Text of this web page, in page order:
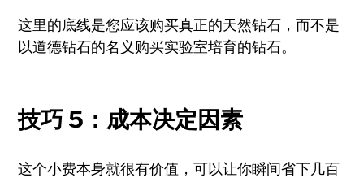
这里的底线是您应该购买真正的天然钻石，而不是
以道德钻石的名义购买实验室培育的钻石。
技巧 5：成本决定因素
这个小费本身就很有价值，可以让你瞬间省下几百